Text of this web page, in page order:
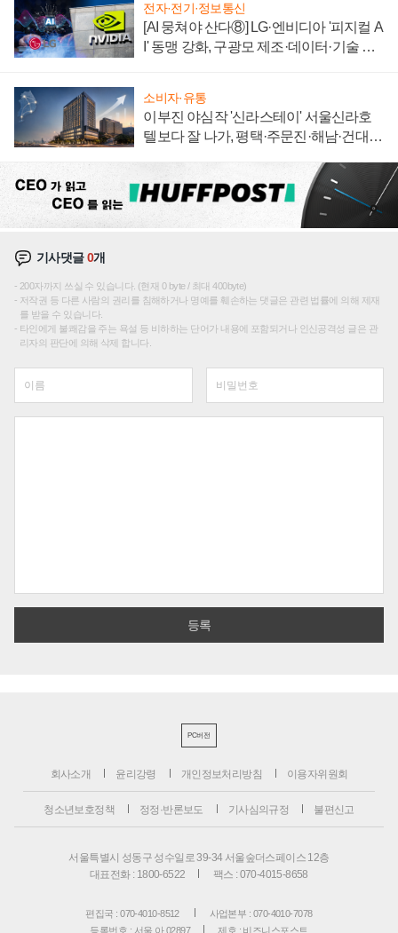
전자·전기·정보통신
[AI 뭉쳐야 산다⑧] LG·엔비디아 '피지컬 A
I' 동맹 강화, 구광모 제조·데이터·기술 결
소비자·유통
이부진 야심작 '신라스테이' 서울신라호
텔보다 잘 나가, 평택·주문진·해남·건대로
기사댓글0개
200자까지 쓰실 수 있습니다. (현재 0 byte / 최대 400byte)
저작권 등 다른 사람의 권리를 침해하거나 명예를 훼손하는 댓글은 관련 법률에 의해 제재
를 받을 수 있습니다.
타인에게 불쾌감을 주는 욕설 등 비하하는 단어가 내용에 포함되거나 인신공격성 글은 관
리자의 판단에 의해 삭제 합니다.
PC버전
회사소개 윤리강령 개인정보처리방침 이용자위원회
청소년보호정책 정정·반론보도 기사심의규정 불편신고
서울특별시 성동구 성수일로 39-34 서울숲더스페이스 12층
대표전화 : 1800-6522
팩스 : 070-4015-8658
편집국 : 070-4010-8512
사업본부 : 070-4010-7078
등록번호 : 서울 아 02897
제호 : 비즈니스포스트